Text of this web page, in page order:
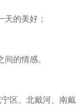
的美好；
的情感。
区、北戴河、南戴